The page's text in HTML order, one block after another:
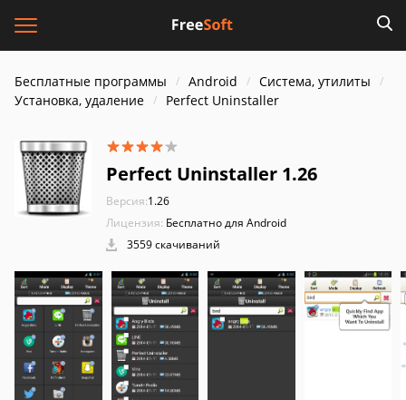
Бесплатные программы Android
Система, утилиты
Установка, удаление
Perfect Uninstaller
Perfect Uninstaller 1.26
Версия:1.26
Лицензия: Бесплатно для Android
3559 скачиваний